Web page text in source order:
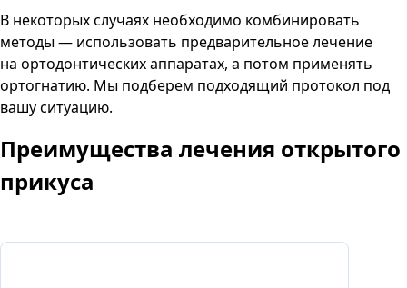
В некоторых случаях необходимо комбинировать
методы — использовать предварительное лечение
на ортодонтических аппаратах, а потом применять
ортогнатию. Мы подберем подходящий протокол под
вашу ситуацию.
Преимущества лечения открытого
прикуса